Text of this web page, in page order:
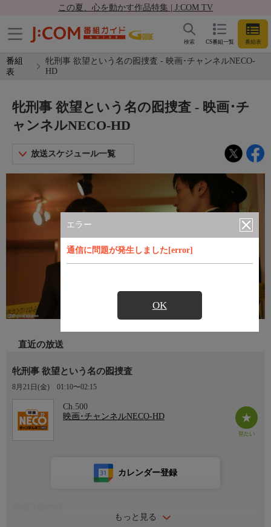
この夏、心を動かす作品特集 | J:COM TV
CS番組一覧 番組表
検索
番組
表
牝刑事 欲望という名の囮捜査 - 映画･チャンネルNECO-
HD
エラー
通信に問題が発生しました[error]
OK
牝刑事 欲望という名の囮捜査 - 映画･チ
ャンネルNECO-HD
放送スケジュール一覧
直近の放送
牝刑事 欲望という名の囮捜査
8月21日(金) 01:10〜02:15
Ch.500
映画･チャンネルNECO-HD
もっと見る
カレンダー登録